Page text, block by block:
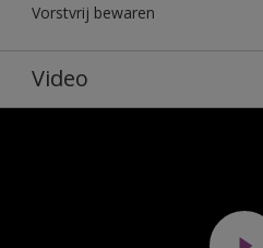
Vorstvrij bewaren
Video